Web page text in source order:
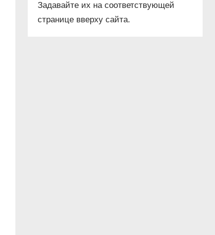
Задавайте их на соответствующей
странице вверху сайта.